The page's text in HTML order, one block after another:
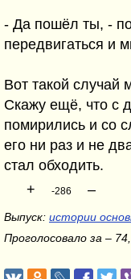
- Да пошёл ты, -
передвигаться и
Вот такой случай
Скажу ещё, что с
помирились и со
его ни раз и не
стал обходить.
+
-286 –
Выпуск: истории
Проголосовало за –